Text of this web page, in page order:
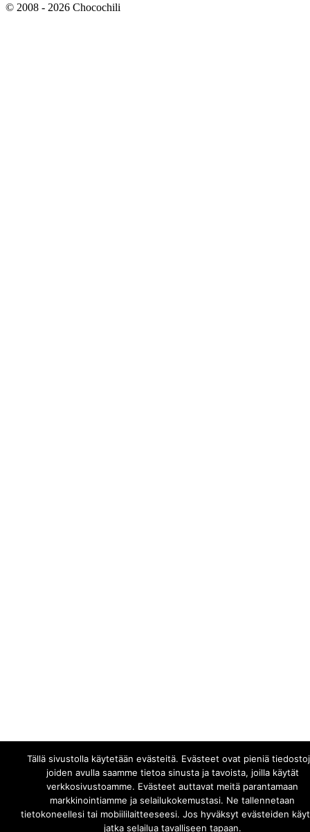
© 2008 - 2026 Chocochili
Tällä sivustolla käytetään evästeitä. Evästeet ovat pieniä
joiden avulla saamme tietoa sinusta ja tavoista, joilla käytät
verkkosivustoamme. Evästeet auttavat meitä parantamaan
markkinointiamme ja selailukokemustasi. Ne tallennetaan
tietokoneellesi tai mobiililaitteeseesi. Jos hyväksyt evästeiden
jatka selailua tavalliseen tapaan.